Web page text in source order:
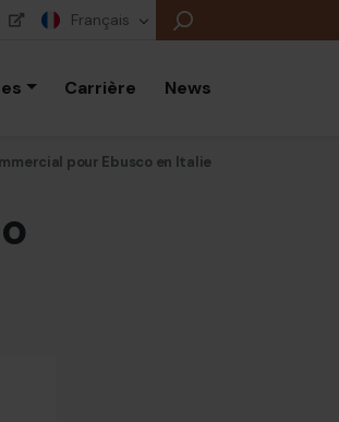
Français
Carrière News
pour Ebusco en Italie